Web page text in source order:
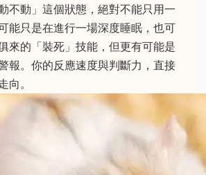
不動」這個狀態，絕對不能只用一
能只是在進行一場深度睡眠，也可
來的「裝死」技能，但更有可能是
報。你的反應速度與判斷力，直接
向。